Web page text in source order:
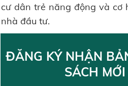
cư dân trẻ năng động và cơ
nhà đầu tư.
ĐĂNG KÝ NHẬN
SÁCH